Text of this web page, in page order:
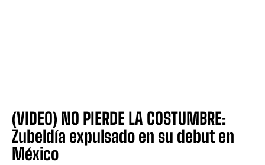
(VIDEO) NO PIERDE LA COSTUMBRE:
Zubeldía expulsado en su debut en
México